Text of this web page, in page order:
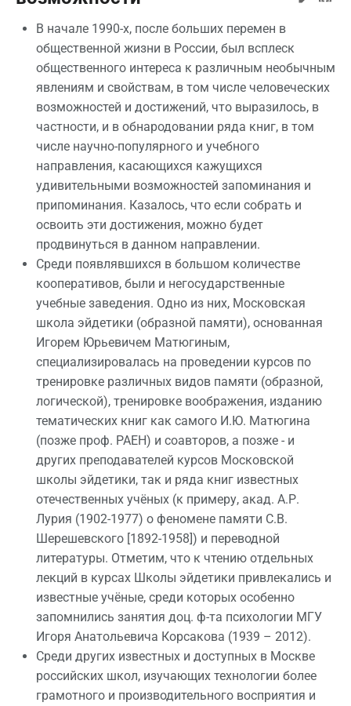
В начале 1990-х, после больших перемен в
общественной жизни в России, был всплеск
общественного интереса к различным необычным
явлениям и свойствам, в том числе человеческих
возможностей и достижений, что выразилось, в
частности, и в обнародовании ряда книг, в том
числе научно-популярного и учебного
направления, касающихся кажущихся
удивительными возможностей запоминания и
припоминания. Казалось, что если собрать и
освоить эти достижения, можно будет
продвинуться в данном направлении.
Среди появлявшихся в большом количестве
кооперативов, были и негосударственные
учебные заведения. Одно из них, Московская
школа эйдетики (образной памяти), основанная
Игорем Юрьевичем Матюгиным,
специализировалась на проведении курсов по
тренировке различных видов памяти (образной,
логической), тренировке воображения, изданию
тематических книг как самого И.Ю. Матюгина
(позже проф. РАЕН) и соавторов, а позже - и
других преподавателей курсов Московской
школы эйдетики, так и ряда книг известных
отечественных учёных (к примеру, акад. А.Р.
Лурия (1902-1977) о феномене памяти С.В.
Шерешевского [1892-1958]) и переводной
литературы. Отметим, что к чтению отдельных
лекций в курсах Школы эйдетики привлекались и
известные учёные, среди которых особенно
запомнились занятия доц. ф-та психологии МГУ
Игоря Анатольевича Корсакова (1939 – 2012).
Среди других известных и доступных в Москве
российских школ, изучающих технологии более
грамотного и производительного восприятия и